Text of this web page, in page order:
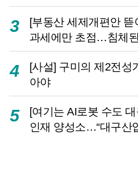
3
[부동산 세제개편안
과세에만 초점…침체
4
[사설] 구미의 제2전성
아야
5
[여기는 AI로봇 수도
인재 양성소…“대구산